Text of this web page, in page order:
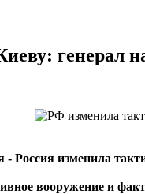
генерал
Россия изменила
вооружение и